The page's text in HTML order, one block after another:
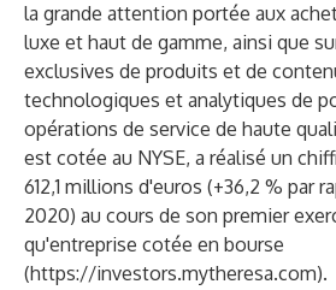
la grande attention portée aux
luxe et haut de gamme, ainsi que
exclusives de produits et de
technologiques et analytiques de
opérations de service de haute
est cotée au NYSE, a réalisé un
612,1 millions d'euros (+36,2 % par
2020) au cours de son premier
qu'entreprise cotée en bourse
(https://investors.mytheresa.com).